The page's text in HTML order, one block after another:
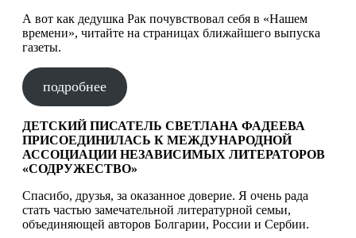
А вот как дедушка Рак почувствовал себя в «Нашем
времени», читайте на страницах ближайшего выпуска
газеты.
подробнее
ДЕТСКИЙ ПИСАТЕЛЬ СВЕТЛАНА ФАДЕЕВА
ПРИСОЕДИНИЛАСЬ К МЕЖДУНАРОДНОЙ
АССОЦИАЦИИ НЕЗАВИСИМЫХ ЛИТЕРАТОРОВ
«СОДРУЖЕСТВО»
Спасибо, друзья, за оказанное доверие. Я очень рада
стать частью замечательной литературной семьи,
объединяющей авторов Болгарии, России и Сербии.